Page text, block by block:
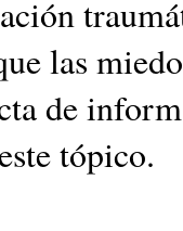
las
de
tópico.